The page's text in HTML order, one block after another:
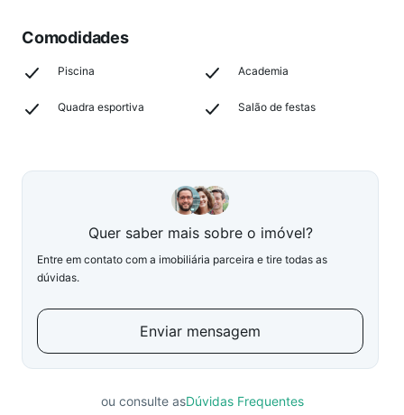
Comodidades
Piscina Academia
Quadra esportiva Salão de festas
Quer saber mais sobre o imóvel?
Entre em contato com a imobiliária parceira e tire todas as
dúvidas.
Enviar mensagem
ou consulte asDúvidas Frequentes